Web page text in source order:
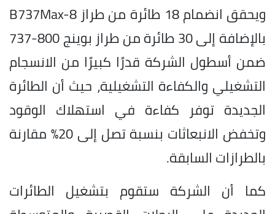
ويحقق انضمام 18 طائرة من طراز B737Max-8
بالإضافة إلى 30 طائرة من طراز بوينج 800-737
ضمن أسطول الشركة قدرًا كبيرًا من الانسجام
التشغيلي والكفاءة التشغيلية، حيث أن الطائرة
الجديدة توفر كفاءة في استهلاك الوقود
وتخفض الانبعاثات بنسبة تصل إلى 20% مقارنة
بالطرازات السابقة.
كما أن الشركة ستقوم بتشغيل الطائرات